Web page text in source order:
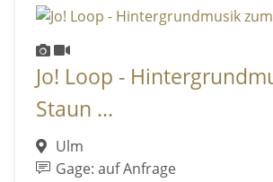
Jo! Loop -
Staun ...
Ulm
Gage: auf Anfrage